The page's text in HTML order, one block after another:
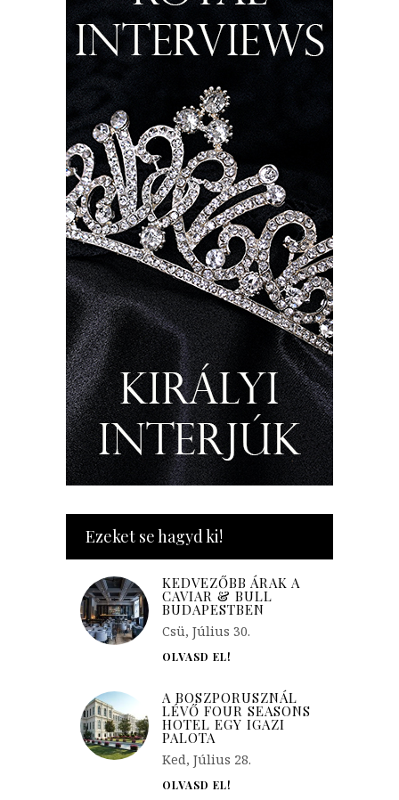
Ezeket se hagyd ki!
KEDVEZŐBB ÁRAK A
CAVIAR & BULL
BUDAPESTBEN
Csü, Július 30.
OLVASD EL!
A BOSZPORUSZNÁL
LÉVŐ FOUR SEASONS
HOTEL EGY IGAZI
PALOTA
Ked, Július 28.
OLVASD EL!